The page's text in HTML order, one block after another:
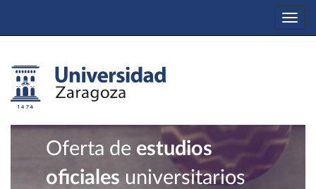
Oferta de estudios
oficiales universitarios